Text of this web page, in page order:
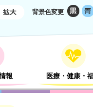
背景色変更
報 医療・健康・